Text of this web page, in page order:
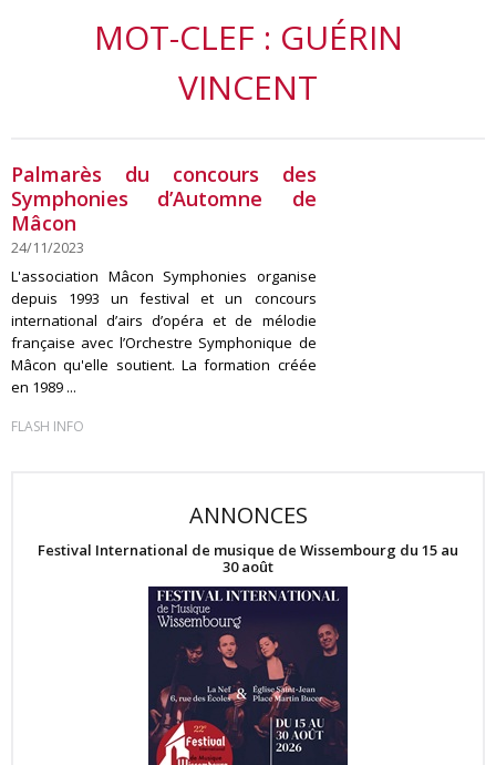
MOT-CLEF : GUÉRIN
VINCENT
Palmarès du concours des
Symphonies d’Automne de
Mâcon
24/11/2023
L'association Mâcon Symphonies organise
depuis 1993 un festival et un concours
international d’airs d’opéra et de mélodie
française avec l’Orchestre Symphonique de
Mâcon qu'elle soutient. La formation créée
en 1989 ...
FLASH INFO
ANNONCES
Festival International de musique de Wissembourg du 15 au
30 août